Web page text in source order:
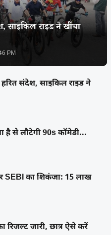
साइकिल राइड ने खींचा
PM
संदेश, साइकिल राइड ने
है से लौटेगी 90s कॉमेडी...
SEBI का शिकंजा: 15 लाख
रिजल्ट जारी, छात्र ऐसे करें